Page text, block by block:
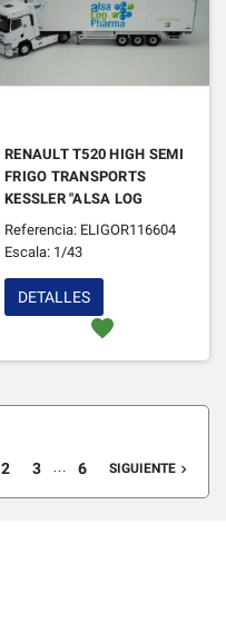
RENAULT T520 HIGH SEMI
FRIGO TRANSPORTS
KESSLER "ALSA LOG
PHARMA"
Referencia: ELIGOR116604
Escala: 1/43
favorite
DETALLES
2 3 … 6 SIGUIENTE 